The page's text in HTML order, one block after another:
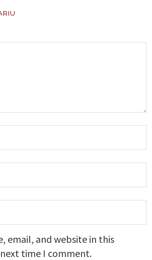
email, and website in this
time I comment.